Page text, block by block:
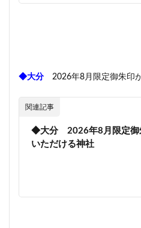
◆大分 2026年8月限定御朱印
関連記事
◆大分 2026年8月限定御
いただける神社